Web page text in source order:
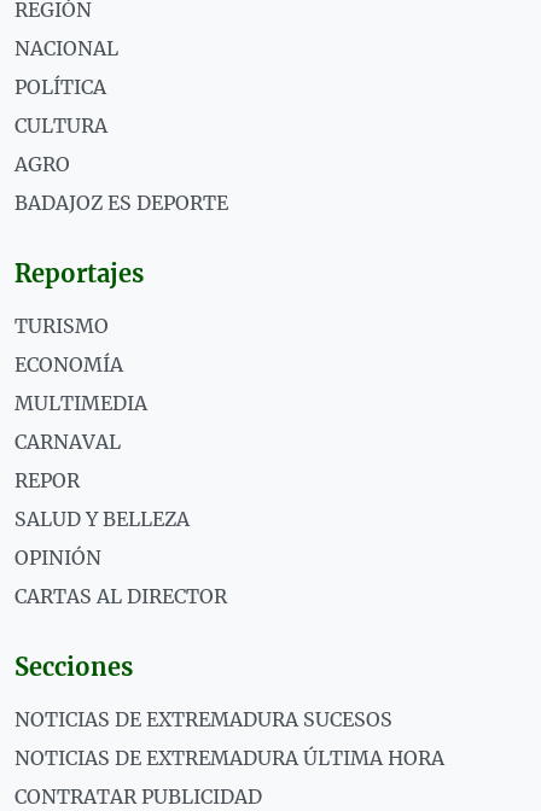
REGIÓN
NACIONAL
POLÍTICA
CULTURA
AGRO
BADAJOZ ES DEPORTE
Reportajes
TURISMO
ECONOMÍA
MULTIMEDIA
CARNAVAL
REPOR
SALUD Y BELLEZA
OPINIÓN
CARTAS AL DIRECTOR
Secciones
NOTICIAS DE EXTREMADURA SUCESOS
NOTICIAS DE EXTREMADURA ÚLTIMA HORA
CONTRATAR PUBLICIDAD